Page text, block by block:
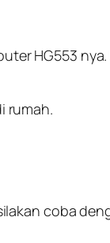
HG553
rumah.
coba